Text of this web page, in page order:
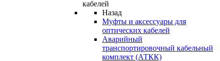
кабелей
Назад
Муфты и аксессуары для
оптических кабелей
Аварийный
транспортировочный кабельный
комплект (АТКК)